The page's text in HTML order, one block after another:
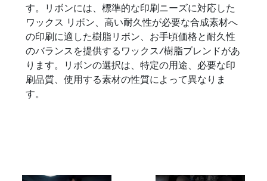
す。リボンには、標準的な印刷ニーズに対応した
ワックス リボン、高い耐久性が必要な合成素材へ
の印刷に適した樹脂リボン、お手頃価格と耐久性
のバランスを提供するワックス/樹脂ブレンドがあ
ります。リボンの選択は、特定の用途、必要な印
刷品質、使用する素材の性質によって異なりま
す。